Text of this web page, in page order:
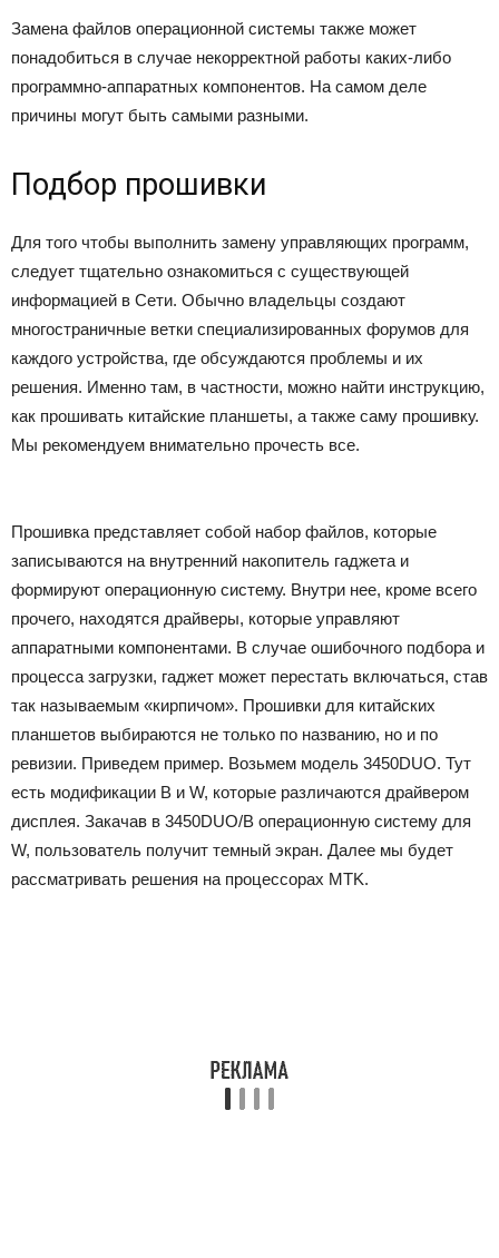
Замена файлов операционной системы также может
понадобиться в случае некорректной работы каких-либо
программно-аппаратных компонентов. На самом деле
причины могут быть самыми разными.
Подбор прошивки
Для того чтобы выполнить замену управляющих программ,
следует тщательно ознакомиться с существующей
информацией в Сети. Обычно владельцы создают
многостраничные ветки специализированных форумов для
каждого устройства, где обсуждаются проблемы и их
решения. Именно там, в частности, можно найти инструкцию,
как прошивать китайские планшеты, а также саму прошивку.
Мы рекомендуем внимательно прочесть все.
Прошивка представляет собой набор файлов, которые
записываются на внутренний накопитель гаджета и
формируют операционную систему. Внутри нее, кроме всего
прочего, находятся драйверы, которые управляют
аппаратными компонентами. В случае ошибочного подбора и
процесса загрузки, гаджет может перестать включаться, став
так называемым «кирпичом». Прошивки для китайских
планшетов выбираются не только по названию, но и по
ревизии. Приведем пример. Возьмем модель 3450DUO. Тут
есть модификации B и W, которые различаются драйвером
дисплея. Закачав в 3450DUO/B операционную систему для
W, пользователь получит темный экран. Далее мы будет
рассматривать решения на процессорах MTK.